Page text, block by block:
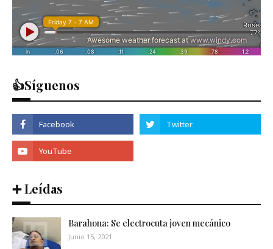
👍Síguenos
➕ Leídas
Barahona: Se electrocuta joven mecánico
Junio 15, 2021